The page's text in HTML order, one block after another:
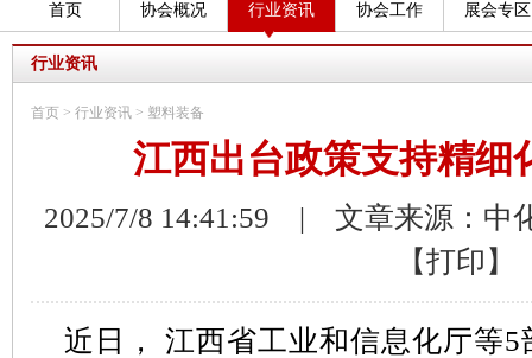
首页 协会概况 行业资讯 协会工作 展会专区
行业资讯
首页 > 行业资讯 > 塑料装备
江西出台政策支持精细
2025/7/8 14:41:59 | 文章来源：中
【打印】
近日， 江西省工业和信息化厅等5